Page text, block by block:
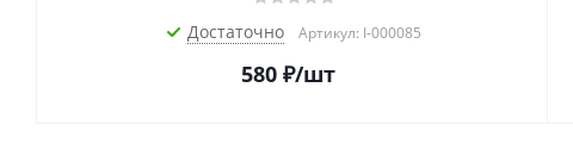
Достаточно Артикул: I-000085
580 ₽/шт